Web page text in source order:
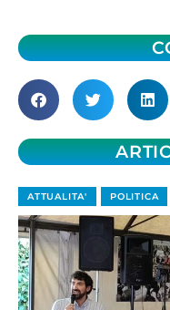
ATTUALITA' POLITICA